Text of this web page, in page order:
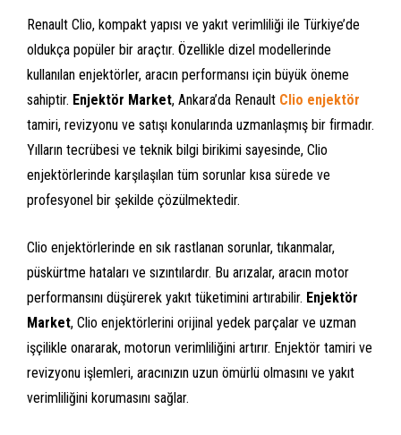
Renault Clio, kompakt yapısı ve yakıt verimliliği ile Türkiye’de
oldukça popüler bir araçtır. Özellikle dizel modellerinde
kullanılan enjektörler, aracın performansı için büyük öneme
sahiptir. Enjektör Market, Ankara’da Renault Clio enjektör
tamiri, revizyonu ve satışı konularında uzmanlaşmış bir firmadır.
Yılların tecrübesi ve teknik bilgi birikimi sayesinde, Clio
enjektörlerinde karşılaşılan tüm sorunlar kısa sürede ve
profesyonel bir şekilde çözülmektedir.
Clio enjektörlerinde en sık rastlanan sorunlar, tıkanmalar,
püskürtme hataları ve sızıntılardır. Bu arızalar, aracın motor
performansını düşürerek yakıt tüketimini artırabilir. Enjektör
Market, Clio enjektörlerini orijinal yedek parçalar ve uzman
işçilikle onararak, motorun verimliliğini artırır. Enjektör tamiri ve
revizyonu işlemleri, aracınızın uzun ömürlü olmasını ve yakıt
verimliliğini korumasını sağlar.